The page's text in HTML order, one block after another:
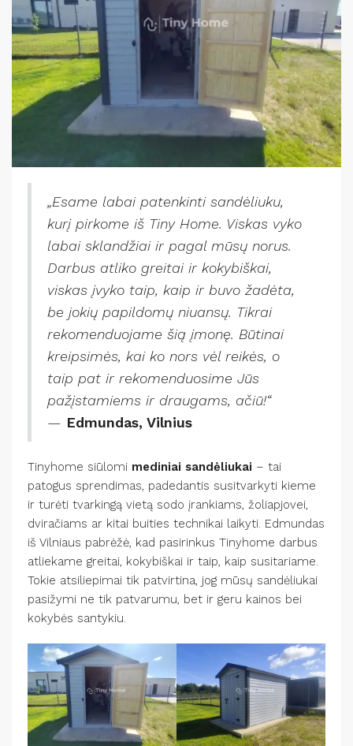
„Esame labai patenkinti sandėliuku,
kurį pirkome iš Tiny Home. Viskas vyko
labai sklandžiai ir pagal mūsų norus.
Darbus atliko greitai ir kokybiškai,
viskas įvyko taip, kaip ir buvo žadėta,
be jokių papildomų niuansų. Tikrai
rekomenduojame šią įmonę. Būtinai
kreipsimės, kai ko nors vėl reikės, o
taip pat ir rekomenduosime Jūs
pažįstamiems ir draugams, ačiū!“
— Edmundas, Vilnius
Tinyhome siūlomi mediniai sandėliukai – tai
patogus sprendimas, padedantis susitvarkyti kieme
ir turėti tvarkingą vietą sodo įrankiams, žoliapjovei,
dviračiams ar kitai buities technikai laikyti. Edmundas
iš Vilniaus pabrėžė, kad pasirinkus Tinyhome darbus
atliekame greitai, kokybiškai ir taip, kaip susitariame.
Tokie atsiliepimai tik patvirtina, jog mūsų sandėliukai
pasižymi ne tik patvarumu, bet ir geru kainos bei
kokybės santykiu.